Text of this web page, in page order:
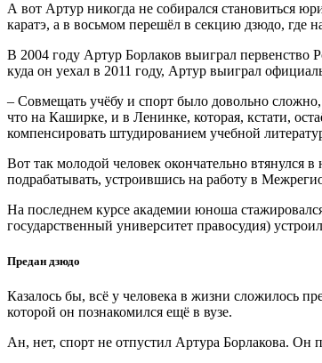
А вот Артур никогда не собирался становиться
каратэ, а в восьмом перешёл в секцию дзюдо, где
В 2004 году Артур Борлаков выиграл первенство
куда он уехал в 2011 году, Артур выиграл
– Совмещать учёбу и спорт было довольно
что на Каширке, и в Ленинке, которая, кстати,
компенсировать штудированием учебной
Вот так молодой человек окончательно
подрабатывать, устроившись на работу в
На последнем курсе академии юноша
государственный университет правосудия)
Предан дзюдо
Казалось бы, всё у человека в жизни сложилось
которой он познакомился ещё в вузе.
Ан, нет, спорт не отпустил Артура Борлакова. Он